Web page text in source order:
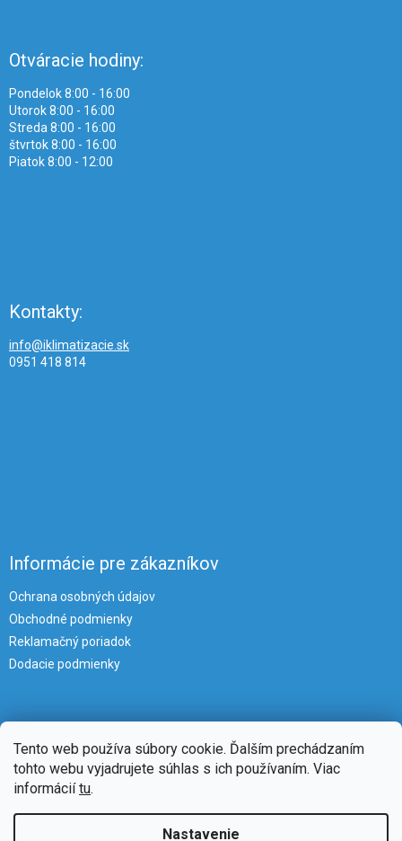
Tento web používa súbory cookie. Ďalším prechádzaním
tohto webu vyjadrujete súhlas s ich používaním. Viac
informáciítu.
Nastavenie
Otváracie hodiny:
Pondelok 8:00 - 16:00
Utorok 8:00 - 16:00
Streda 8:00 - 16:00
štvrtok 8:00 - 16:00
Piatok 8:00 - 12:00
Kontakty:
info@iklimatizacie.sk
0951 418 814
Informácie pre zákazníkov
Ochrana osobných údajov
Obchodné podmienky
Reklamačný poriadok
Dodacie podmienky